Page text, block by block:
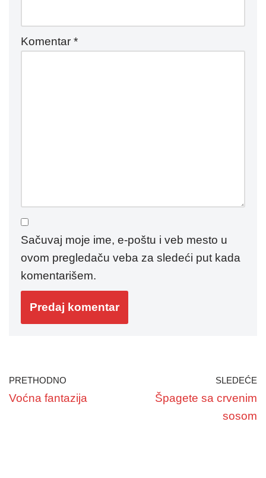
Komentar *
Sačuvaj moje ime, e-poštu i veb mesto u
ovom pregledaču veba za sledeći put kada
komentarišem.
PRETHODNO
Voćna fantazija
SLEDEĆE
Špagete sa crvenim
sosom